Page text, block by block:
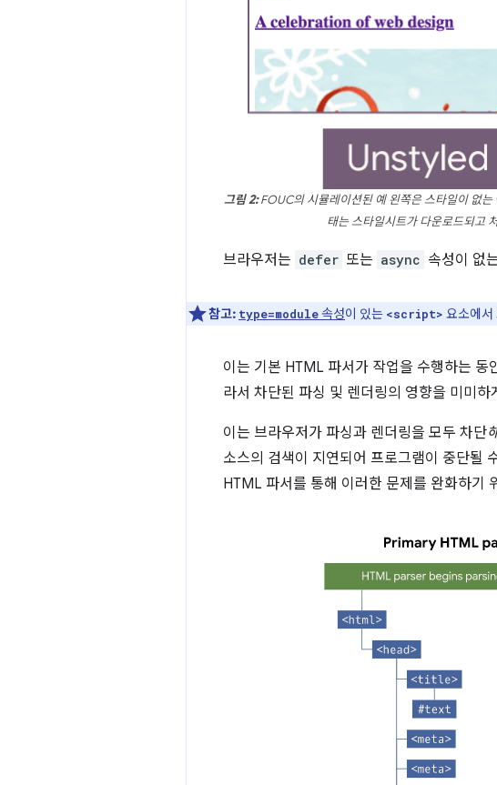
그림 2:FOUC의 시뮬레이션된 예 왼쪽은 스타일이 없
태는 스타일시트가 다운로드되고
브라우저는 defer 또는 async 속성이 없
참고: type=module속성이 있는 <script> 요소에서
이는 기본 HTML 파서가 작업을 수행하는
라서 차단된 파싱 및 렌더링의 영향을 미미
이는 브라우저가 파싱과 렌더링을 모두 차단
소스의 검색이 지연되어 프로그램이 중단될
HTML 파서를 통해 이러한 문제를 완화하기